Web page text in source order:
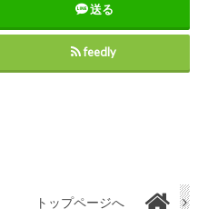
送る
feedly
トップページへ